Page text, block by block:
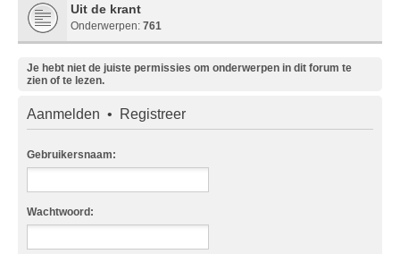
Uit de krant
Onderwerpen: 761
Je hebt niet de juiste permissies om onderwerpen in dit forum te
zien of te lezen.
Aanmelden • Registreer
Gebruikersnaam:
Wachtwoord: